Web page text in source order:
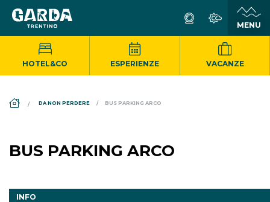
HOTEL&CO ESPERIENZE VACANZE
DA NON PERDERE BUS PARKING ARCO
BUS PARKING ARCO
INFO